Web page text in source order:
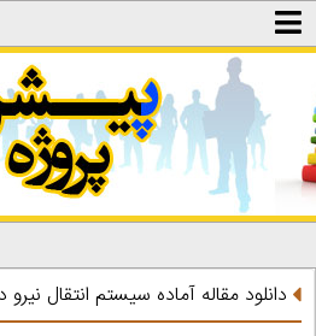
دانلود مقاله آماده سیستم انتقال نیرو